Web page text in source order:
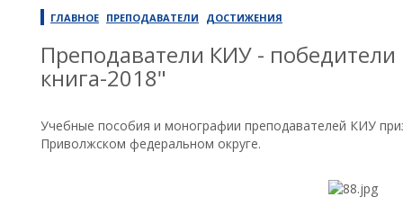
ГЛАВНОЕ ПРЕПОДАВАТЕЛИ ДОСТИЖЕНИЯ
Преподаватели КИУ - победители
книга-2018"
Учебные пособия и монографии преподавателей КИУ
Приволжском федеральном округе.